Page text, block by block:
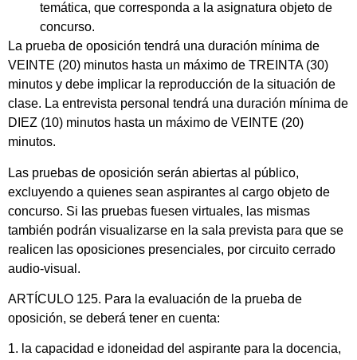
temática, que corresponda a la asignatura objeto de
concurso.
La prueba de oposición tendrá una duración mínima de
VEINTE (20) minutos hasta un máximo de TREINTA (30)
minutos y debe implicar la reproducción de la situación de
clase. La entrevista personal tendrá una duración mínima de
DIEZ (10) minutos hasta un máximo de VEINTE (20)
minutos.
Las pruebas de oposición serán abiertas al público,
excluyendo a quienes sean aspirantes al cargo objeto de
concurso. Si las pruebas fuesen virtuales, las mismas
también podrán visualizarse en la sala prevista para que se
realicen las oposiciones presenciales, por circuito cerrado
audio-visual.
ARTÍCULO 125. Para la evaluación de la prueba de
oposición, se deberá tener en cuenta:
1. la capacidad e idoneidad del aspirante para la docencia,